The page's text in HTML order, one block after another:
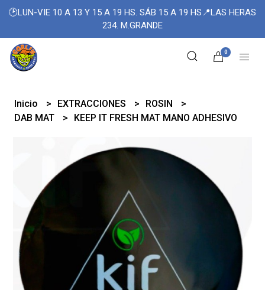
🕑LUN-VIE 10 A 13 Y 15 A 19 HS. SÁB 15 A 19 HS📍LAS HERAS
234. M.GRANDE
0
Inicio EXTRACCIONES
ROSIN
DAB MAT
KEEP IT FRESH MAT MANO ADHESIVO